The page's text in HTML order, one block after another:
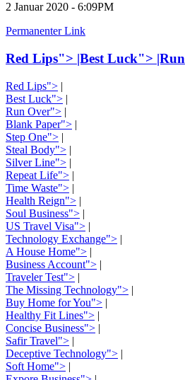
2 Januar 2020 - 6:09PM
Permanenter Link
Red Lips"> |Best Luck"> |Run
Red Lips"> |
Best Luck"> |
Run Over"> |
Blank Paper"> |
Step One"> |
Steal Body"> |
Silver Line"> |
Repeat Life"> |
Time Waste"> |
Health Reign"> |
Soul Business"> |
US Travel Visa"> |
Technology Exchange"> |
A House Home"> |
Business Account"> |
Traveler Test"> |
The Missing Technology"> |
Buy Home for You"> |
Healthy Fit Lines"> |
Concise Business"> |
Safir Travel"> |
Deceptive Technology"> |
Soft Home"> |